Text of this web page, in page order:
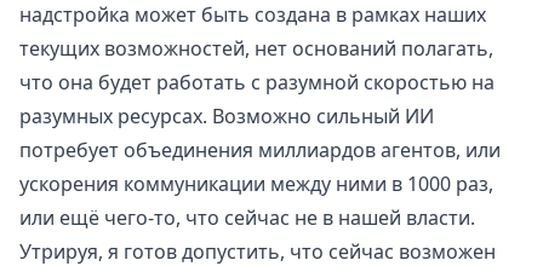
надстройка может быть создана в рамках наших
текущих возможностей, нет оснований полагать,
что она будет работать с разумной скоростью на
разумных ресурсах. Возможно сильный ИИ
потребует объединения миллиардов агентов, или
ускорения коммуникации между ними в 1000 раз,
или ещё чего-то, что сейчас не в нашей власти.
Утрируя, я готов допустить, что сейчас возможен